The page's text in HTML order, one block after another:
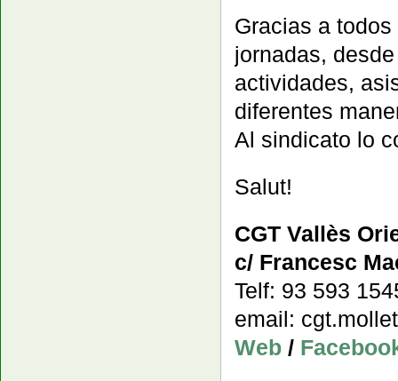
Gracias a
jornadas,
actividades,
diferentes
Al sindicato lo
Salut!
CGT Vallès
c/ Francesc
Telf: 93 593
email:
Web /